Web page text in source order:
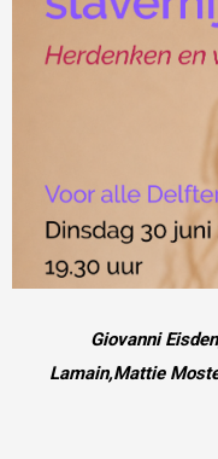
Giovanni
Lamain,Mattie